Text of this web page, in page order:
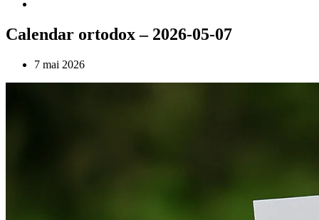
Calendar ortodox – 2026-05-07
7 mai 2026